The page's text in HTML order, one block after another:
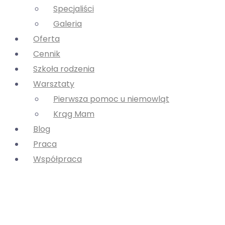
Specjaliści
Galeria
Oferta
Cennik
Szkoła rodzenia
Warsztaty
Pierwsza pomoc u niemowląt
Krąg Mam
Blog
Praca
Współpraca